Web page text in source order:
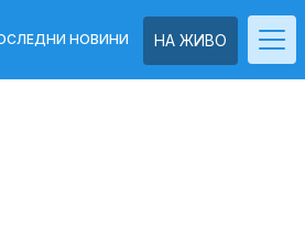
НА ЖИВО
НОВИНИ